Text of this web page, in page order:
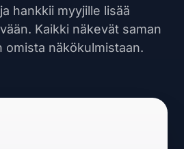
hankkii myyjille lisää
Kaikki näkevät saman
omista näkökulmistaan.